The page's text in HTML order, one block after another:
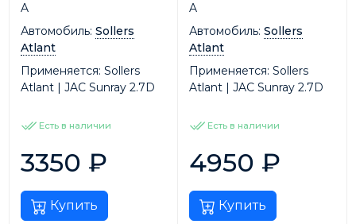
A
Автомобиль: Sollers
Atlant
Применяется: Sollers
Atlant | JAC Sunray 2.7D
Есть в наличии
3350 ₽
Купить
A
Автомобиль: Sollers
Atlant
Применяется: Sollers
Atlant | JAC Sunray 2.7D
Есть в наличии
4950 ₽
Купить